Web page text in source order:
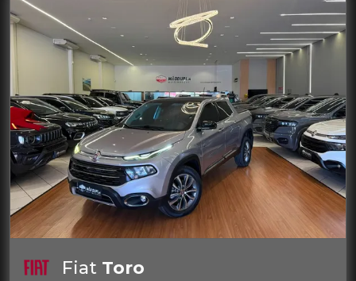
Fiat Toro